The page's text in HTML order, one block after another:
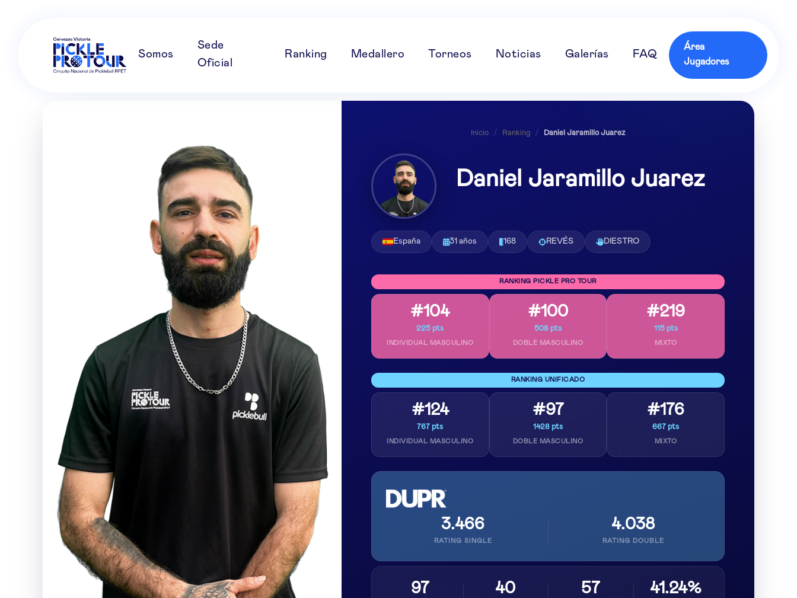
Somos
Sede
Oficial
Ranking Medallero Torneos Noticias Galerías FAQ
Área
Jugadores
Inicio / Ranking / Daniel Jaramillo Juarez
Daniel Jaramillo Juarez
España 31 años 168 REVÉS DIESTRO
RANKING PICKLE PRO TOUR
#104
225 pts
INDIVIDUAL MASCULINO
#100
508 pts
DOBLE MASCULINO
#219
115 pts
MIXTO
RANKING UNIFICADO
#124
767 pts
INDIVIDUAL MASCULINO
#97
1428 pts
DOBLE MASCULINO
#176
667 pts
MIXTO
3.466
RATING SINGLE
4.038
RATING DOUBLE
97 40 57 41.24%